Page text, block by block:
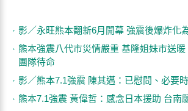
影／永旺熊本翻新6月開幕 強震後爆炸化
熊本強震八代市災情嚴重 基隆姐妹市送
團隊待命
影／熊本7.1強震 陳其邁：已慰問、必要
熊本7.1強震 黃偉哲：感念日本援助 台南